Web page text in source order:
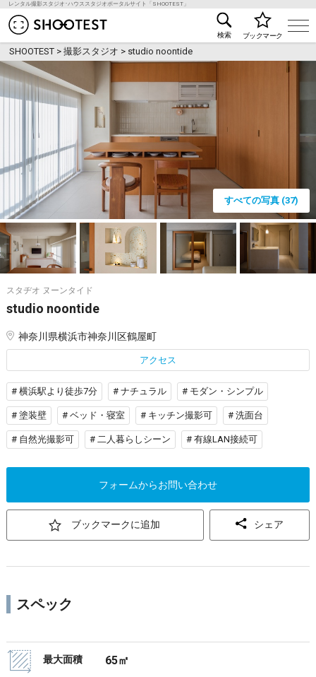
レンタル撮影スタジオ･ハウススタジオポータルサイト「SHOOTEST」
レンタル撮影スタジオ･ハウススタジオ検索の
検索 ブックマーク
SHOOTEST >撮影スタジオ > studio noontide
すべての写真 (37)
スタヂオ ヌーンタイド
studio noontide
神奈川県横浜市神奈川区鶴屋町
アクセス
# 横浜駅より徒歩7分 # ナチュラル # モダン・シンプル
# 塗装壁 # ベッド・寝室 # キッチン撮影可 # 洗面台
# 自然光撮影可 # 二人暮らしシーン # 有線LAN接続可
フォームからお問い合わせ
ブックマークに追加 シェア
スペック
最大面積 65㎡